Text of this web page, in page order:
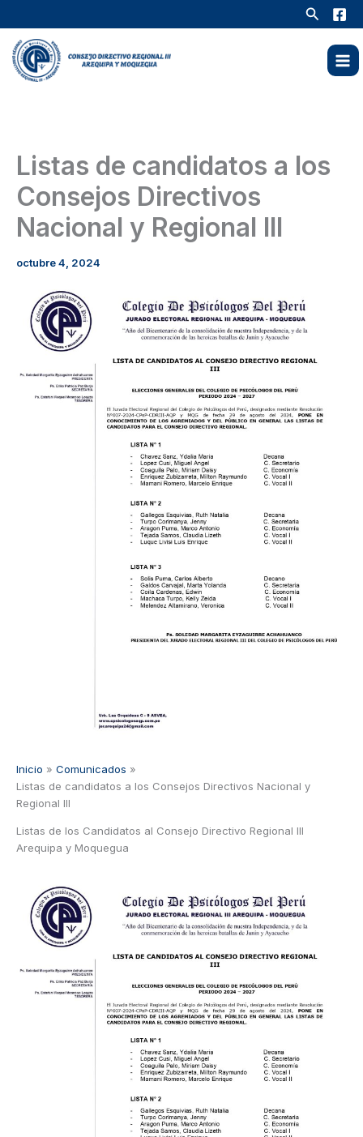
contenido
Buscar
Listas de candidatos a los
Consejos Directivos
Nacional y Regional III
octubre 4, 2024
Inicio
Comunicados
Listas de candidatos a los Consejos Directivos Nacional y
Regional III
Listas de los Candidatos al Consejo Directivo Regional III
Arequipa y Moquegua